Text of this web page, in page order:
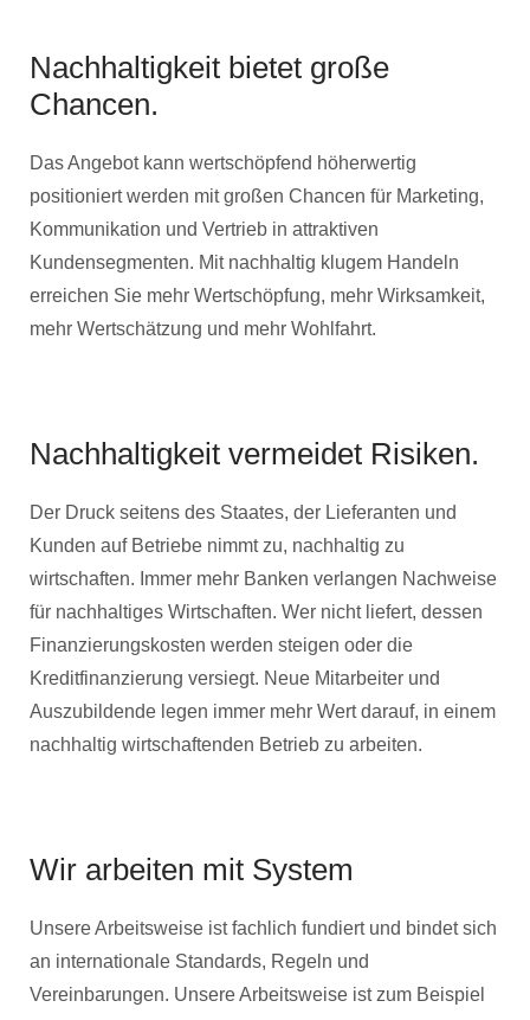
Nachhaltigkeit bietet große
Chancen.
Das Angebot kann wertschöpfend höherwertig
positioniert werden mit großen Chancen für Marketing,
Kommunikation und Vertrieb in attraktiven
Kundensegmenten. Mit nachhaltig klugem Handeln
erreichen Sie mehr Wertschöpfung, mehr Wirksamkeit,
mehr Wertschätzung und mehr Wohlfahrt.
Nachhaltigkeit vermeidet Risiken.
Der Druck seitens des Staates, der Lieferanten und
Kunden auf Betriebe nimmt zu, nachhaltig zu
wirtschaften. Immer mehr Banken verlangen Nachweise
für nachhaltiges Wirtschaften. Wer nicht liefert, dessen
Finanzierungskosten werden steigen oder die
Kreditfinanzierung versiegt. Neue Mitarbeiter und
Auszubildende legen immer mehr Wert darauf, in einem
nachhaltig wirtschaftenden Betrieb zu arbeiten.
Wir arbeiten mit System
Unsere Arbeitsweise ist fachlich fundiert und bindet sich
an internationale Standards, Regeln und
Vereinbarungen. Unsere Arbeitsweise ist zum Beispiel